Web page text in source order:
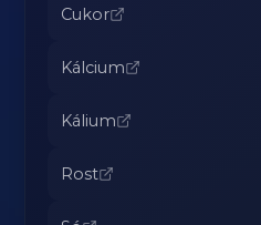
Cukor
Kálcium
Kálium
Rost